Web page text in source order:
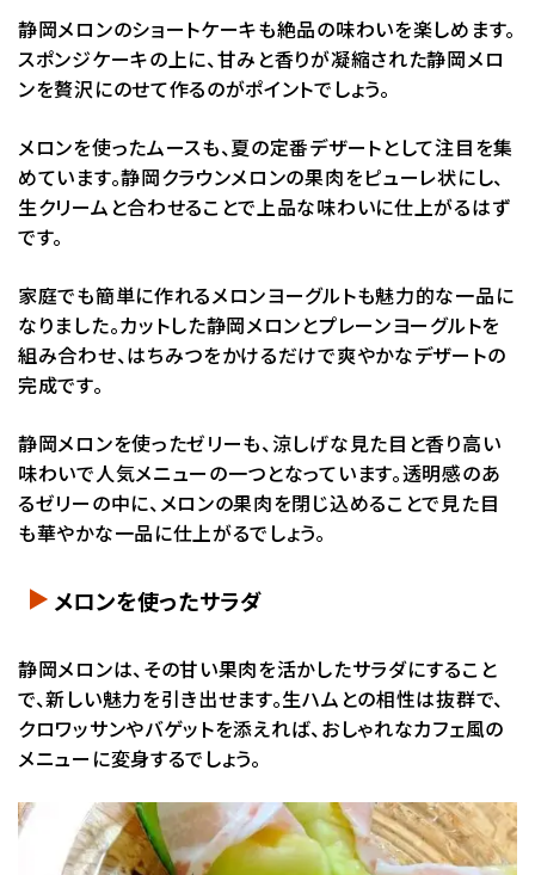
静岡メロンのショートケーキも絶品の味わいを楽しめます。
スポンジケーキの上に、甘みと香りが凝縮された静岡メロ
ンを贅沢にのせて作るのがポイントでしょう。
メロンを使ったムースも、夏の定番デザートとして注目を集
めています。静岡クラウンメロンの果肉をピューレ状にし、
生クリームと合わせることで上品な味わいに仕上がるはず
です。
家庭でも簡単に作れるメロンヨーグルトも魅力的な一品に
なりました。カットした静岡メロンとプレーンヨーグルトを
組み合わせ、はちみつをかけるだけで爽やかなデザートの
完成です。
静岡メロンを使ったゼリーも、涼しげな見た目と香り高い
味わいで人気メニューの一つとなっています。透明感のあ
るゼリーの中に、メロンの果肉を閉じ込めることで見た目
も華やかな一品に仕上がるでしょう。
メロンを使ったサラダ
静岡メロンは、その甘い果肉を活かしたサラダにすること
で、新しい魅力を引き出せます。生ハムとの相性は抜群で、
クロワッサンやバゲットを添えれば、おしゃれなカフェ風の
メニューに変身するでしょう。